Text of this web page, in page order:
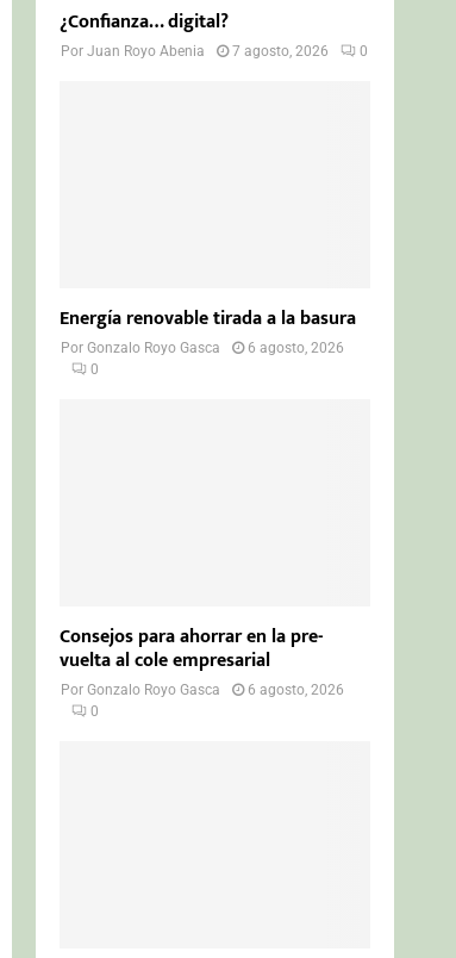
¿Confianza… digital?
PorJuan Royo Abenia 7 agosto, 2026 0
Energía renovable tirada a la basura
PorGonzalo Royo Gasca
6 agosto, 2026
0
Consejos para ahorrar en la pre-
vuelta al cole empresarial
PorGonzalo Royo Gasca
6 agosto, 2026
0